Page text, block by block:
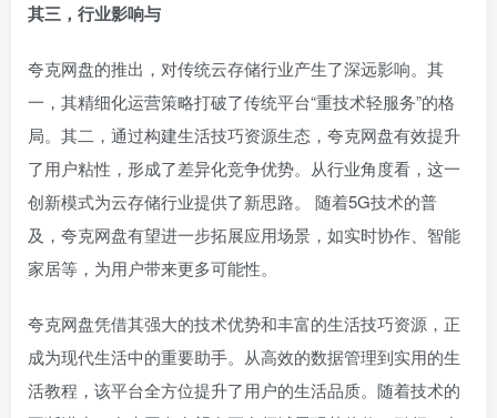
其三，行业影响与
夸克网盘的推出，对传统云存储行业产生了深远影响。其
一，其精细化运营策略打破了传统平台“重技术轻服务”的格
局。其二，通过构建生活技巧资源生态，夸克网盘有效提升
了用户粘性，形成了差异化竞争优势。从行业角度看，这一
创新模式为云存储行业提供了新思路。 随着5G技术的普
及，夸克网盘有望进一步拓展应用场景，如实时协作、智能
家居等，为用户带来更多可能性。
夸克网盘凭借其强大的技术优势和丰富的生活技巧资源，正
成为现代生活中的重要助手。从高效的数据管理到实用的生
活教程，该平台全方位提升了用户的生活品质。随着技术的